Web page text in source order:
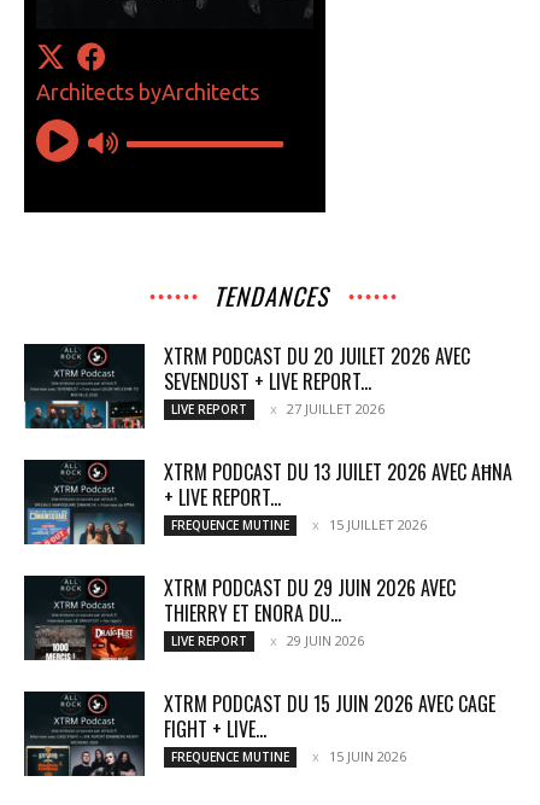
TENDANCES
XTRM PODCAST DU 20 JUILET 2026 AVEC
SEVENDUST + LIVE REPORT...
LIVE REPORT 27 JUILLET 2026
XTRM PODCAST DU 13 JUILET 2026 AVEC AĦNA
+ LIVE REPORT...
FREQUENCE MUTINE 15 JUILLET 2026
XTRM PODCAST DU 29 JUIN 2026 AVEC
THIERRY ET ENORA DU...
LIVE REPORT 29 JUIN 2026
XTRM PODCAST DU 15 JUIN 2026 AVEC CAGE
FIGHT + LIVE...
FREQUENCE MUTINE 15 JUIN 2026